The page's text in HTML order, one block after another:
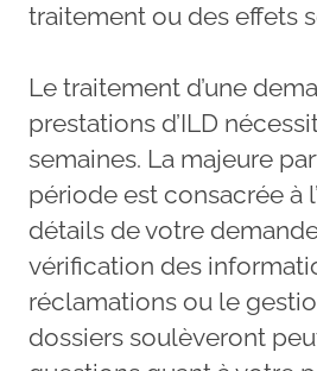
traitement ou des effets
Le traitement d’une
prestations d’ILD
semaines. La majeure
période est consacrée à
détails de votre
vérification des
réclamations ou le
dossiers soulèveront